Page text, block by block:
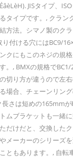
タイプです。, クラン
方法。シマノ製のク
付ける穴にはBC9/
クにもこのネジの規
。, BMXの規格で
切り方が違うので左
場合、チェーンリン
さは短めの165mm
ムブラケットも一緒
だけだと、交換した
メーカーのシリーズ
ともあります。, 自転